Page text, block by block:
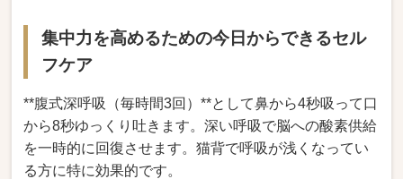
集中力を高めるための今日からできるセル
フケア
**腹式深呼吸（毎時間3回）**として鼻から4秒吸って口
から8秒ゆっくり吐きます。深い呼吸で脳への酸素供給
を一時的に回復させます。猫背で呼吸が浅くなってい
る方に特に効果的です。